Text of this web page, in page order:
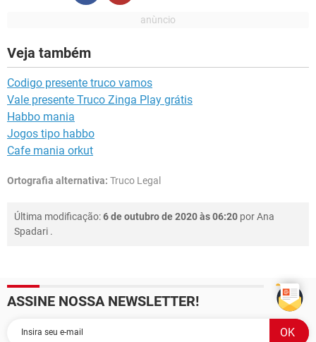
Veja também
Codigo presente truco vamos
Vale presente Truco Zinga Play grátis
Habbo mania
Jogos tipo habbo
Cafe mania orkut
Ortografia alternativa: Truco Legal
Última modificação:6 de outubro de 2020 às 06:20 porAna
Spadari .
ASSINE NOSSA NEWSLETTER!